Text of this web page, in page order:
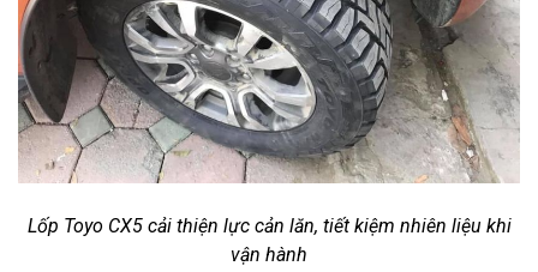
Lốp Toyo CX5 cải thiện lực cản lăn, tiết kiệm nhiên liệu khi
vận hành